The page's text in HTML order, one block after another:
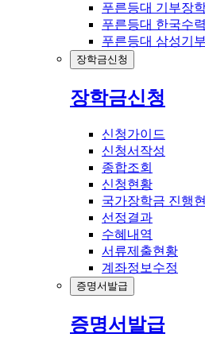
푸른등대 기부장
푸른등대 한국수
푸른등대 삼성기
장학금신청
장학금신청
신청가이드
신청서작성
종합조회
신청현황
국가장학금 진행
선정결과
수혜내역
서류제출현황
계좌정보수정
증명서발급
증명서발급